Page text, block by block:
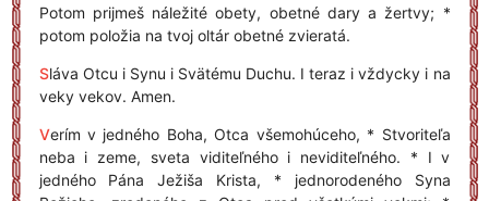
Potom prijmeš náležité obety, obetné dary a žertvy; *
potom položia na tvoj oltár obetné zvieratá.
Sláva Otcu i Synu i Svätému Duchu. I teraz i vždycky i na
veky vekov. Amen.
Verím v jedného Boha, Otca všemohúceho, * Stvoriteľa
neba i zeme, sveta viditeľného i neviditeľného. * I v
jedného Pána Ježiša Krista, * jednorodeného Syna